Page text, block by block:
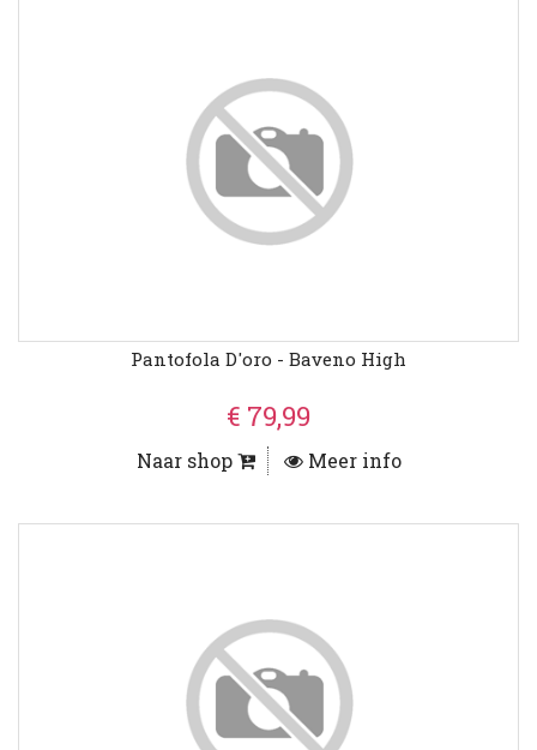
Pantofola D'oro - Baveno High
€ 79,99
Naar shop Meer info